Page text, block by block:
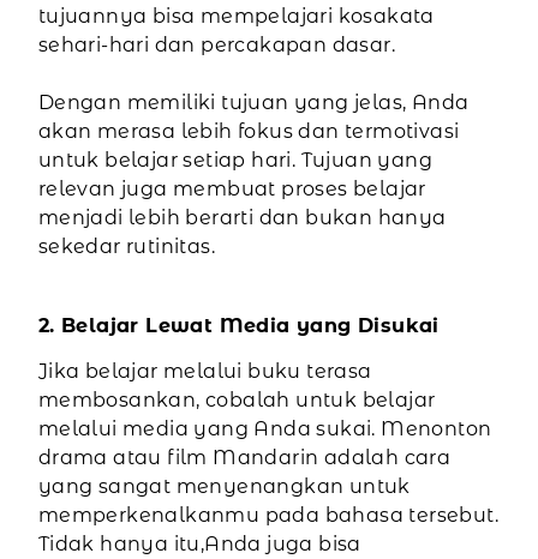
tujuannya bisa mempelajari kosakata
sehari-hari dan percakapan dasar.
Dengan memiliki tujuan yang jelas, Anda
akan merasa lebih fokus dan termotivasi
untuk belajar setiap hari. Tujuan yang
relevan juga membuat proses belajar
menjadi lebih berarti dan bukan hanya
sekedar rutinitas.
2. Belajar Lewat Media yang Disukai
Jika belajar melalui buku terasa
membosankan, cobalah untuk belajar
melalui media yang Anda sukai. Menonton
drama atau film Mandarin adalah cara
yang sangat menyenangkan untuk
memperkenalkanmu pada bahasa tersebut.
Tidak hanya itu,Anda juga bisa